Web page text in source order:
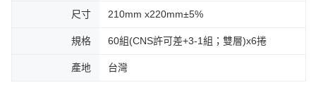
尺寸 210mm x220mm±5%
規格 60組(CNS許可差+3-1組；雙層)x6捲
產地 台灣